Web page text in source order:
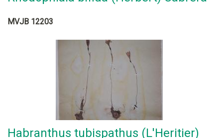
MVJB 12203
Habranthus tubispathus (L'Heritier)